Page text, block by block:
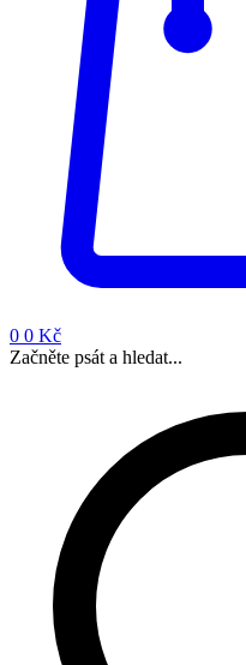
0 0 Kč
Začněte psát a hledat...